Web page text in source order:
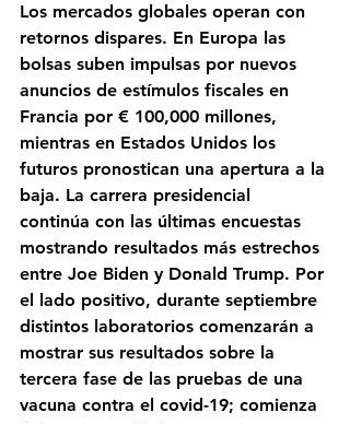
Los mercados globales operan con
retornos dispares. En Europa las
bolsas suben impulsas por nuevos
anuncios de estímulos fiscales en
Francia por € 100,000 millones,
mientras en Estados Unidos los
futuros pronostican una apertura a la
baja. La carrera presidencial
continúa con las últimas encuestas
mostrando resultados más estrechos
entre Joe Biden y Donald Trump. Por
el lado positivo, durante septiembre
distintos laboratorios comenzarán a
mostrar sus resultados sobre la
tercera fase de las pruebas de una
vacuna contra el covid-19; comienza